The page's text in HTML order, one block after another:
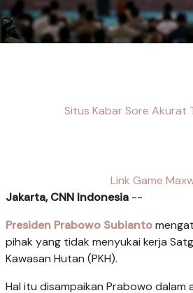
Situs Kabar Sore Akurat
Link Game
Jakarta, CNN Indonesia --
Presiden Prabowo Subianto
pihak yang tidak menyukai kerja
Kawasan Hutan (PKH).
Hal itu disampaikan Prabowo dalam